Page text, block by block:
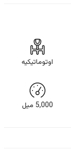
اوتوماتيكيه
5,000 ميل